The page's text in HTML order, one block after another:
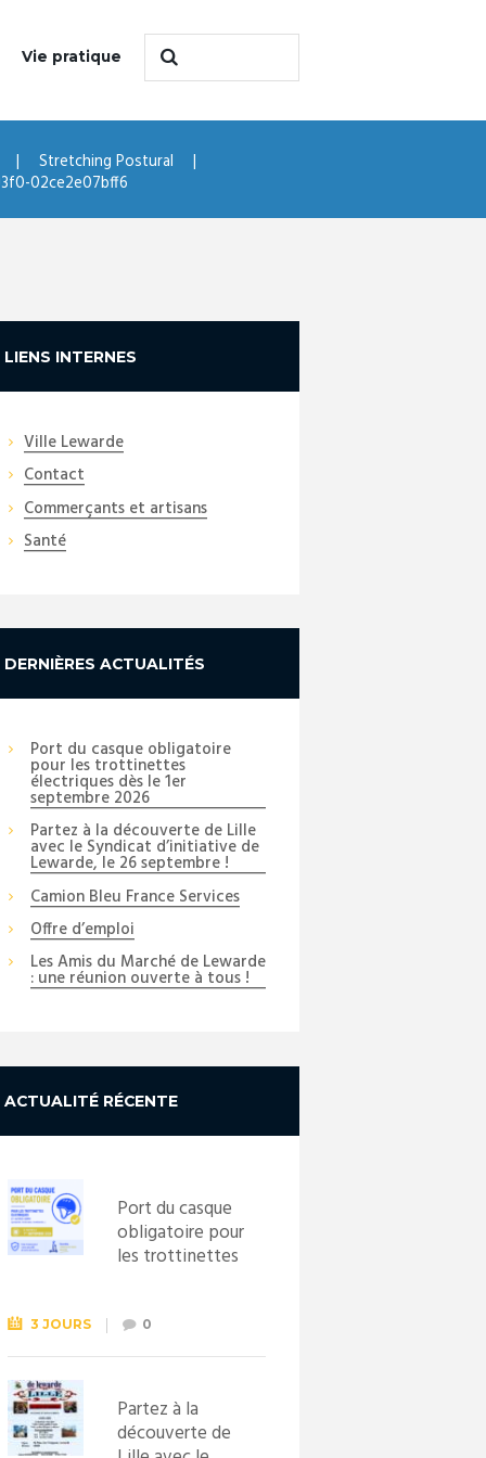
Vie pratique
Stretching Postural
02ce2e07bff6
LIENS INTERNES
Ville Lewarde
Contact
Commerçants et artisans
Santé
DERNIÈRES ACTUALITÉS
Port du casque obligatoire
pour les trottinettes
électriques dès le 1er
septembre 2026
Partez à la découverte de Lille
avec le Syndicat d’initiative de
Lewarde, le 26 septembre !
Camion Bleu France Services
Offre d’emploi
Les Amis du Marché de Lewarde
: une réunion ouverte à tous !
ACTUALITÉ RÉCENTE
Port du casque
obligatoire pour
les trottinettes
septembre
2026
3 JOURS 0
Partez à la
découverte de